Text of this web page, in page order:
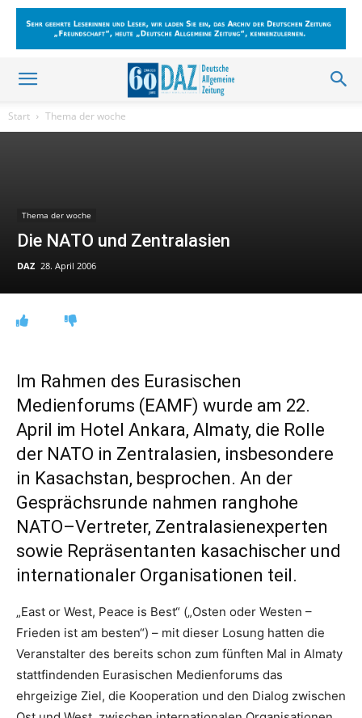
Start Thema der woche
Thema der woche
Die NATO und Zentralasien
DAZ 28. April 2006
Im Rahmen des Eurasischen
Medienforums (EAMF) wurde am 22.
April im Hotel Ankara, Almaty, die Rolle
der NATO in Zentralasien, insbesondere
in Kasachstan, besprochen. An der
Gesprächsrunde nahmen ranghohe
NATO–Vertreter, Zentralasienexperten
sowie Repräsentanten kasachischer und
internationaler Organisationen teil.
„East or West, Peace is Best“ („Osten oder Westen –
Frieden ist am besten“) – mit dieser Losung hatten die
Veranstalter des bereits schon zum fünften Mal in Almaty
stattfindenden Eurasischen Medienforums das
ehrgeizige Ziel, die Kooperation und den Dialog zwischen